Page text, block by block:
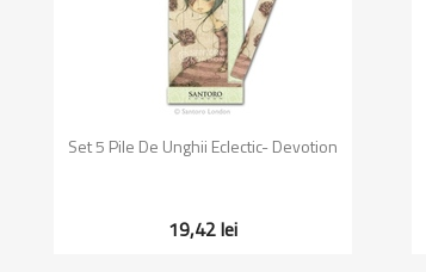
Vizualizare rapida
Set 5 Pile De Unghii Eclectic- Devotion
19,42 lei